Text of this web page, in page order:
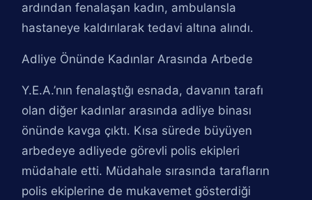
ardından fenalaşan kadın, ambulansla
hastaneye kaldırılarak tedavi altına alındı.
Adliye Önünde Kadınlar Arasında Arbede
Y.E.A.’nın fenalaştığı esnada, davanın tarafı
olan diğer kadınlar arasında adliye binası
önünde kavga çıktı. Kısa sürede büyüyen
arbedeye adliyede görevli polis ekipleri
müdahale etti. Müdahale sırasında tarafların
polis ekiplerine de mukavemet gösterdiği